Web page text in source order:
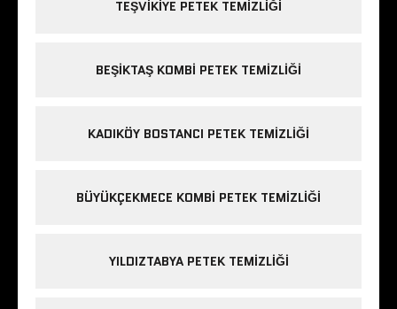
TEŞVIKIYE PETEK TEMIZLIĞI
BEŞIKTAŞ KOMBI PETEK TEMIZLIĞI
KADIKÖY BOSTANCI PETEK TEMIZLIĞI
BÜYÜKÇEKMECE KOMBI PETEK TEMIZLIĞI
YILDIZTABYA PETEK TEMIZLIĞI